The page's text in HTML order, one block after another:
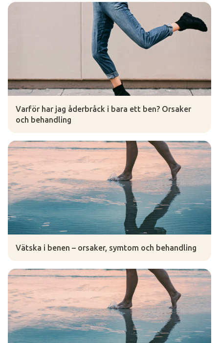
Varför har jag åderbråck i bara ett ben? Orsaker
och behandling
Vätska i benen – orsaker, symtom och behandling